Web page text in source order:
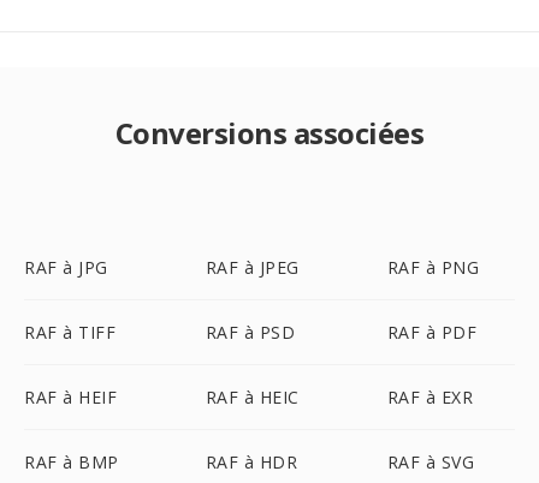
Conversions associées
RAF à JPG RAF à JPEG RAF à PNG
RAF à TIFF RAF à PSD RAF à PDF
RAF à HEIF RAF à HEIC RAF à EXR
RAF à BMP RAF à HDR RAF à SVG